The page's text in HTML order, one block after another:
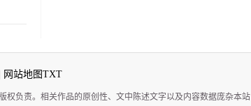
网站地图TXT
负责。相关作品的原创性、文中陈述文字以及内容数据庞杂本站